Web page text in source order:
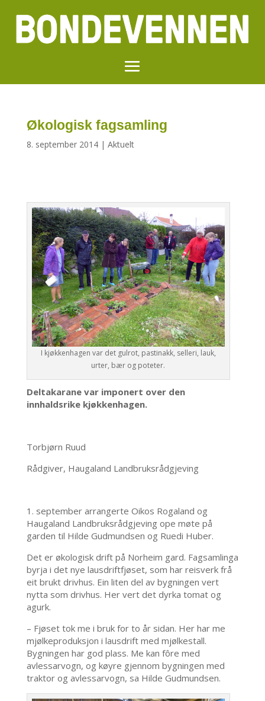
Økologisk fagsamling
8. september 2014| Aktuelt
I kjøkkenhagen var det gulrot, pastinakk, selleri, lauk,
urter, bær og poteter.
Deltakarane var imponert over den
innhaldsrike kjøkkenhagen.
Torbjørn Ruud
Rådgiver, Haugaland Landbruksrådgjeving
1. september arrangerte Oikos Rogaland og
Haugaland Landbruksrådgjeving ope møte på
garden til Hilde Gudmundsen og Ruedi Huber.
Det er økologisk drift på Norheim gard. Fagsamlinga
byrja i det nye lausdriftfjøset, som har reisverk frå
eit brukt drivhus. Ein liten del av bygningen vert
nytta som drivhus. Her vert det dyrka tomat og
agurk.
– Fjøset tok me i bruk for to år sidan. Her har me
mjølkeproduksjon i lausdrift med mjølkestall.
Bygningen har god plass. Me kan fôre med
avlessarvogn, og køyre gjennom bygningen med
traktor og avlessarvogn, sa Hilde Gudmundsen.